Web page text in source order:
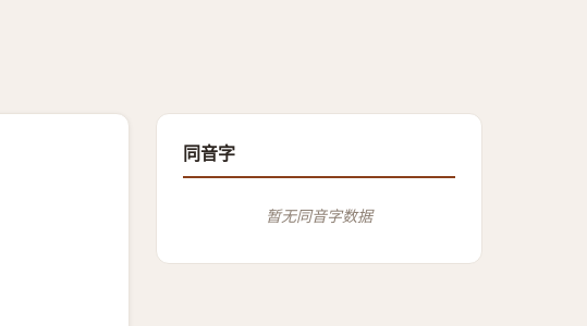
同音字
暂无同音字数据